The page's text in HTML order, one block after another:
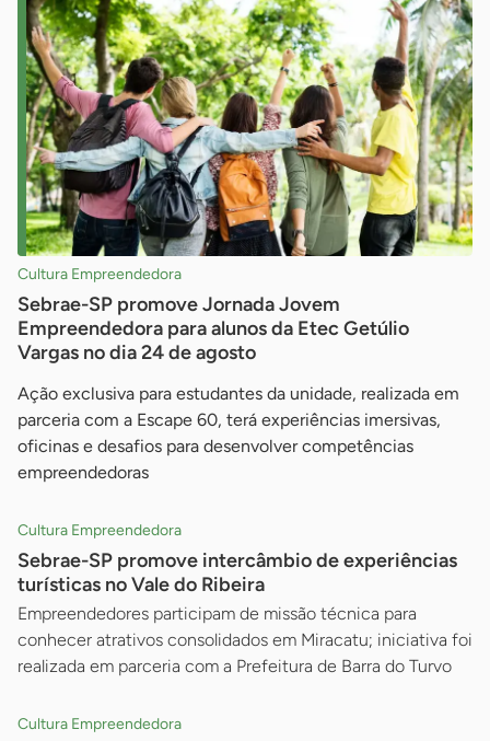
Cultura Empreendedora
Sebrae-SP promove Jornada Jovem
Empreendedora para alunos da Etec Getúlio
Vargas no dia 24 de agosto
Ação exclusiva para estudantes da unidade, realizada em
parceria com a Escape 60, terá experiências imersivas,
oficinas e desafios para desenvolver competências
empreendedoras
Cultura Empreendedora
Sebrae-SP promove intercâmbio de experiências
turísticas no Vale do Ribeira
Empreendedores participam de missão técnica para
conhecer atrativos consolidados em Miracatu; iniciativa foi
realizada em parceria com a Prefeitura de Barra do Turvo
Cultura Empreendedora